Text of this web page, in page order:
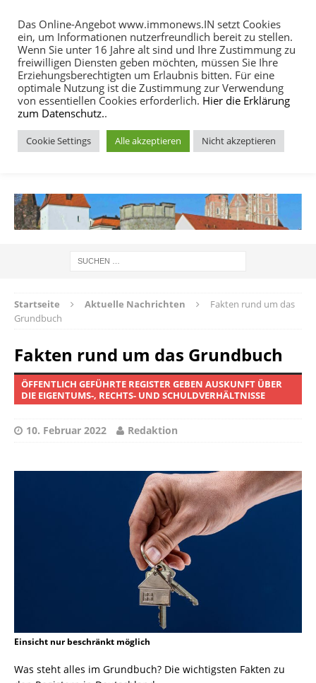
MENU
Startseite Aktuelle Nachrichten
Fakten rund um das
Grundbuch
Fakten rund um das Grundbuch
ÖFFENTLICH GEFÜHRTE REGISTER GEBEN AUSKUNFT ÜBER
DIE EIGENTUMS-, RECHTS- UND SCHULDVERHÄLTNISSE
10. Februar 2022 Redaktion
Einsicht nur beschränkt möglich
Was steht alles im Grundbuch? Die wichtigsten Fakten zu
Das Online-Angebot www.immonews.IN setzt Cookies
ein, um Informationen nutzerfreundlich bereit zu stellen.
Wenn Sie unter 16 Jahre alt sind und Ihre Zustimmung zu
freiwilligen Diensten geben möchten, müssen Sie Ihre
Erziehungsberechtigten um Erlaubnis bitten. Für eine
optimale Nutzung ist die Zustimmung zur Verwendung
von essentiellen Cookies erforderlich. Hier die Erklärung
zum Datenschutz..
Cookie Settings Alle akzeptieren Nicht akzeptieren